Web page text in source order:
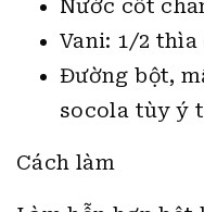
Nước cốt
Vani: 1/2 thìa
Đường bột,
socola tùy ý
Cách làm